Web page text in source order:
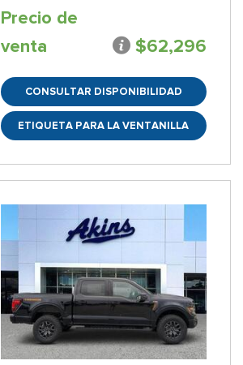
Precio de
venta
$62,296
CONSULTAR DISPONIBILIDAD
ETIQUETA PARA LA VENTANILLA